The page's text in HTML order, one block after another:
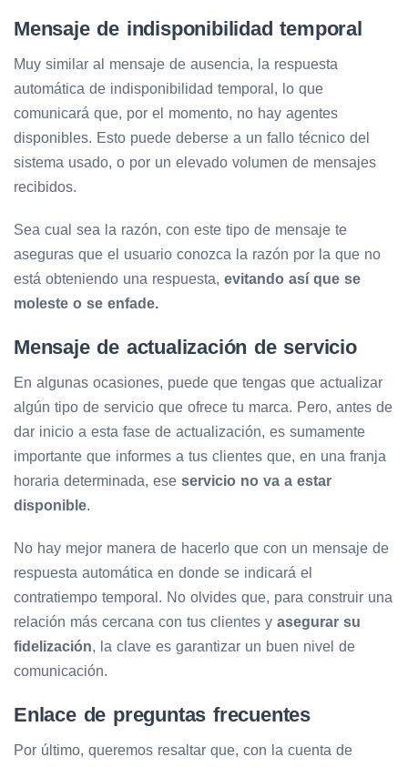
Mensaje de indisponibilidad temporal
Muy similar al mensaje de ausencia, la respuesta
automática de indisponibilidad temporal, lo que
comunicará que, por el momento, no hay agentes
disponibles. Esto puede deberse a un fallo técnico del
sistema usado, o por un elevado volumen de mensajes
recibidos.
Sea cual sea la razón, con este tipo de mensaje te
aseguras que el usuario conozca la razón por la que no
está obteniendo una respuesta, evitando así que se
moleste o se enfade.
Mensaje de actualización de servicio
En algunas ocasiones, puede que tengas que actualizar
algún tipo de servicio que ofrece tu marca. Pero, antes de
dar inicio a esta fase de actualización, es sumamente
importante que informes a tus clientes que, en una franja
horaria determinada, ese servicio no va a estar
disponible.
No hay mejor manera de hacerlo que con un mensaje de
respuesta automática en donde se indicará el
contratiempo temporal. No olvides que, para construir una
relación más cercana con tus clientes y asegurar su
fidelización, la clave es garantizar un buen nivel de
comunicación.
Enlace de preguntas frecuentes
Por último, queremos resaltar que, con la cuenta de